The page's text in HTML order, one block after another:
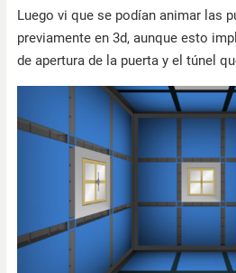
Luego vi que se podían animar las
previamente en 3d, aunque esto
de apertura de la puerta y el túnel